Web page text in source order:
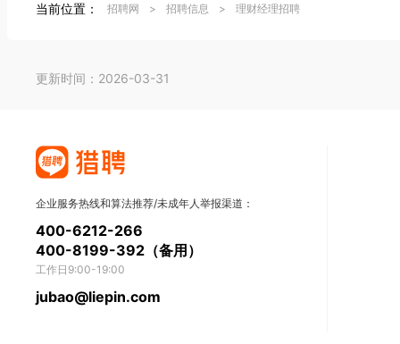
当前位置： 招聘网 > 招聘信息 > 理财经理招聘
更新时间：2026-03-31